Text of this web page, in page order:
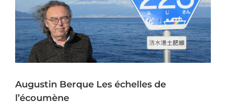
Augustin Berque Les échelles de
l’écoumène